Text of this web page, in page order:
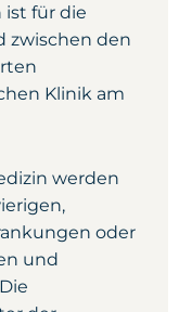
ist für die
zwischen den
Klinik am
werden
oder
und